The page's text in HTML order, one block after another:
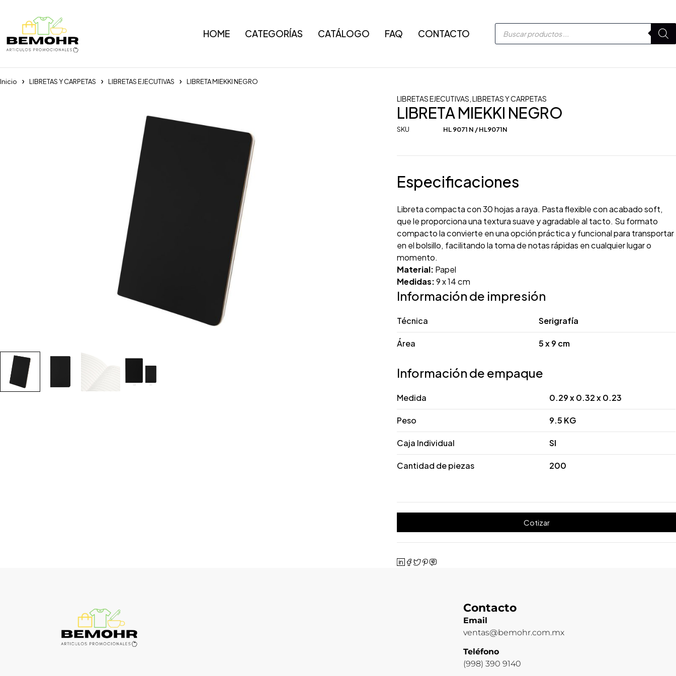
HOME CATEGORÍAS CATÁLOGO FAQ CONTACTO
Inicio LIBRETAS Y CARPETAS LIBRETAS EJECUTIVAS LIBRETA MIEKKI NEGRO
LIBRETAS EJECUTIVAS ,LIBRETAS Y CARPETAS
LIBRETA MIEKKI NEGRO
SKU HL 9071 N / HL9071N
Especificaciones
Libreta compacta con 30 hojas a raya. Pasta flexible con acabado soft,
que le proporciona una textura suave y agradable al tacto. Su formato
compacto la convierte en una opción práctica y funcional para transportar
en el bolsillo, facilitando la toma de notas rápidas en cualquier lugar o
momento.
Material: Papel
Medidas:9 x 14 cm
Información de impresión
Técnica Serigrafía
Área 5 x 9 cm
Información de empaque
Medida 0.29 x 0.32 x 0.23
Peso 9.5 KG
Caja Individual SI
Cantidad de piezas 200
Cotizar
Contacto
Email
ventas@bemohr.com.mx
Teléfono
(998) 390 9140